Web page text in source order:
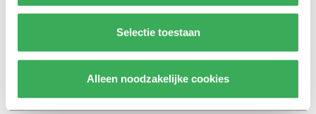
Selectie toestaan
Alleen noodzakelijke cookies
Vragen, opmerkingen of tips?
© 2026 -Over ons Disclaimer Adverteren Werken bij Contact